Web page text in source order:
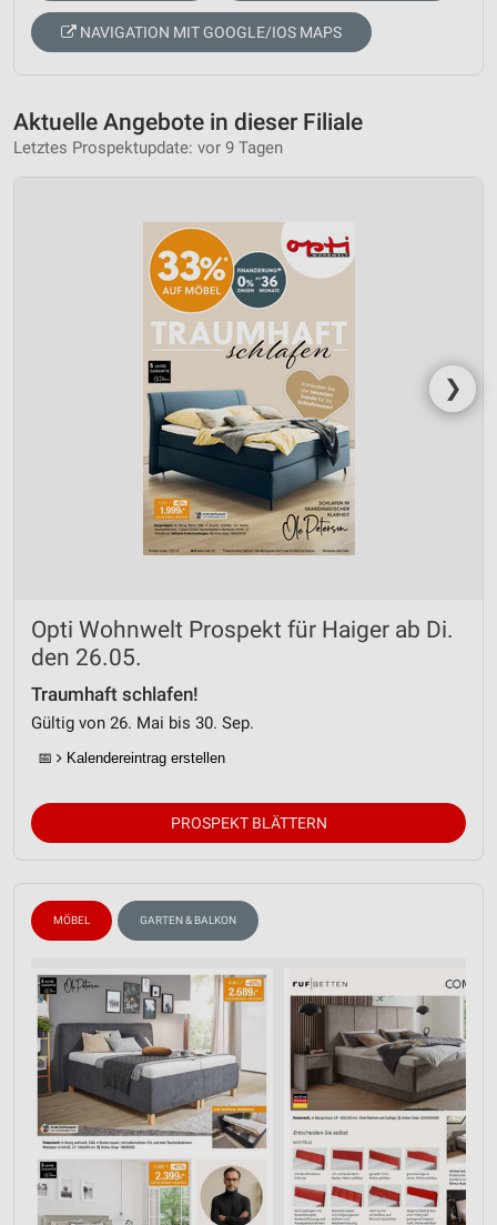
NAVIGATION MIT GOOGLE/IOS MAPS
Aktuelle Angebote in dieser Filiale
Letztes Prospektupdate: vor 9 Tagen
❯
Opti Wohnwelt Prospekt für Haiger ab Di.
den 26.05.
Traumhaft schlafen!
Gültig von 26. Mai bis 30. Sep.
📅 Kalendereintrag erstellen
PROSPEKT BLÄTTERN
MÖBEL GARTEN & BALKON